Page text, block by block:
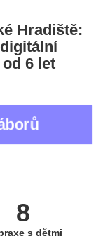
Hradiště:
6 let
8
s dětmi